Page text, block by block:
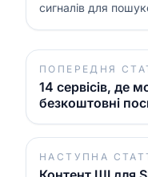
сигналів для
велике значення.
розумно, будува…
ПОПЕРЕДНЯ
14 сервісів, де
безкоштовні
НАСТУПНА